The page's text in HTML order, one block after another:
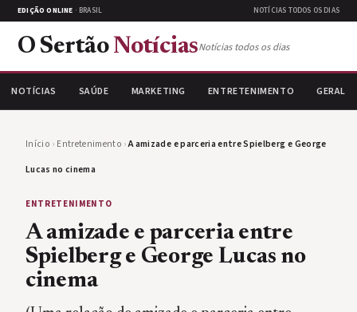
EDIÇÃO ONLINE · BRASIL NOTÍCIAS TODOS OS DIAS
O Sertão NotíciasNotícias todos os dias
NOTÍCIAS SAÚDE MARKETING ENTRETENIMENTO GERAL
Início › Entretenimento ›A amizade e parceria entre Spielberg e George
Lucas no cinema
ENTRETENIMENTO
A amizade e parceria entre
Spielberg e George Lucas no
cinema